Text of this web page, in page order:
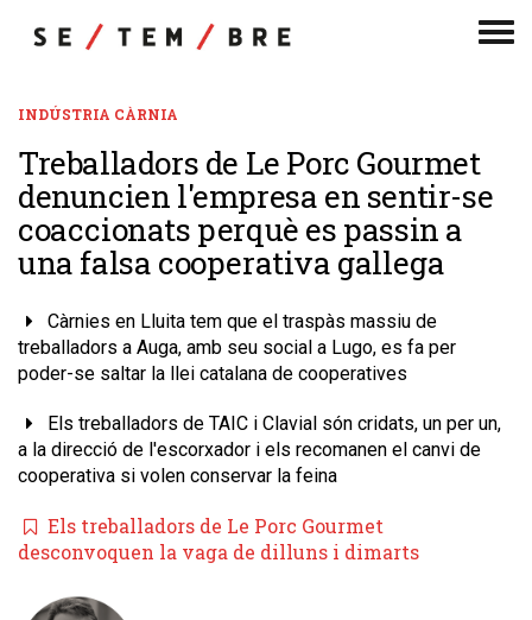
INDÚSTRIA CÀRNIA
Treballadors de Le Porc Gourmet
denuncien l'empresa en sentir-se
coaccionats perquè es passin a
una falsa cooperativa gallega
Càrnies en Lluita tem que el traspàs massiu de
treballadors a Auga, amb seu social a Lugo, es fa per
poder-se saltar la llei catalana de cooperatives
Els treballadors de TAIC i Clavial són cridats, un per un,
a la direcció de l'escorxador i els recomanen el canvi de
cooperativa si volen conservar la feina
Els treballadors de Le Porc Gourmet
desconvoquen la vaga de dilluns i dimarts